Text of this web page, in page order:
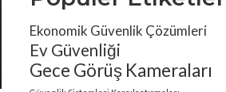
Ekonomik Güvenlik Çözümleri
Ev Güvenliği
Gece Görüş Kameraları